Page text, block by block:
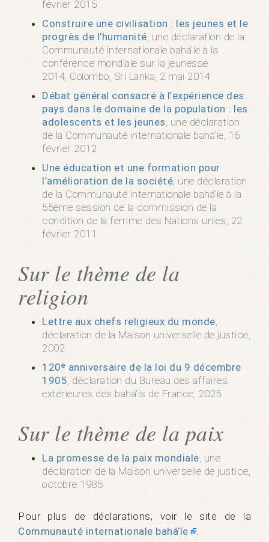
février 2015
Construire une civilisation : les jeunes et le
progrès de l’humanité , une déclaration de la
Communauté internationale bahá’íe à la
conférence mondiale sur la jeunesse
2014, Colombo, Sri Lanka, 2 mai 2014
Débat général consacré à l’expérience des
pays dans le domaine de la population : les
adolescents et les jeunes , une déclaration
de la Communauté internationale bahá’íe, 16
février 2012
Une éducation et une formation pour
l’amélioration de la société , une déclaration
de la Communauté internationale bahá’íe à la
55ème session de la commission de la
condition de la femme des Nations unies, 22
février 2011
Sur le thème de la
religion
Lettre aux chefs religieux du monde
déclaration de la Maison universelle de justice,
2002
120ᵉ anniversaire de la loi du 9 décembre
1905 , déclaration du Bureau des affaires
extérieures des bahá’ís de France, 2025
Sur le thème de la paix
La promesse de la paix mondiale , une
déclaration de la Maison universelle de justice,
octobre 1985
Pour plus de déclarations, voir le site de la
Communauté internationale bahá’íe
.